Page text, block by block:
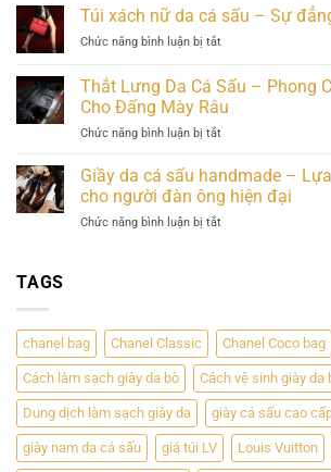
–
Định
Cấp
và
Vững
Da
Sấu
–
Sự
Hợp
Hảo
Giữa
Túi xách nữ da cá sấu – Sự
Chức năng bình luận bị tắtở
xách
nữ
da
cá
–
Sự
đẳng
cấp
Thắt Lưng Da Cá Sấu – Phong
Cho Đấng Mày Râu
Chức năng bình luận bị tắtở
Lưng
Da
Cá
Sấu
Cho
Đấng
Mày
Râu
Giầy da cá sấu handmade –
cho người đàn ông hiện đại
Chức năng bình luận bị tắtở
–
Lựa
chọn
hoàn
hảo
cho
người
đàn
TAGS
chanel bag Chanel Classic Chanel Coco bag
Cách làm sạch giày da bò Cách vệ sinh giày da
Dung dịch làm sạch giày da giày cá sấu cao
giày nam da cá sấu giá túi LV Louis Vuitton